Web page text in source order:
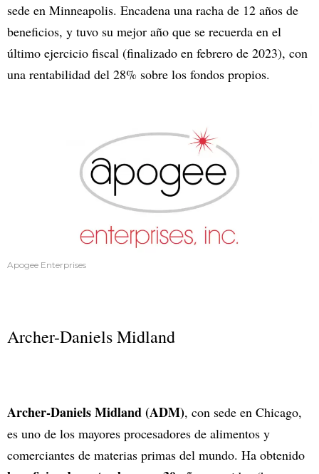
sede en Minneapolis. Encadena una racha de 12 años de
beneficios, y tuvo su mejor año que se recuerda en el
último ejercicio fiscal (finalizado en febrero de 2023), con
una rentabilidad del 28% sobre los fondos propios.
Apogee Enterprises
Archer-Daniels Midland
Archer-Daniels Midland (ADM), con sede en Chicago,
es uno de los mayores procesadores de alimentos y
comerciantes de materias primas del mundo. Ha obtenido